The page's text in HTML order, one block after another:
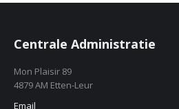
Centrale Administratie
Mon Plaisir 89
4879 AM Etten-Leur
Email